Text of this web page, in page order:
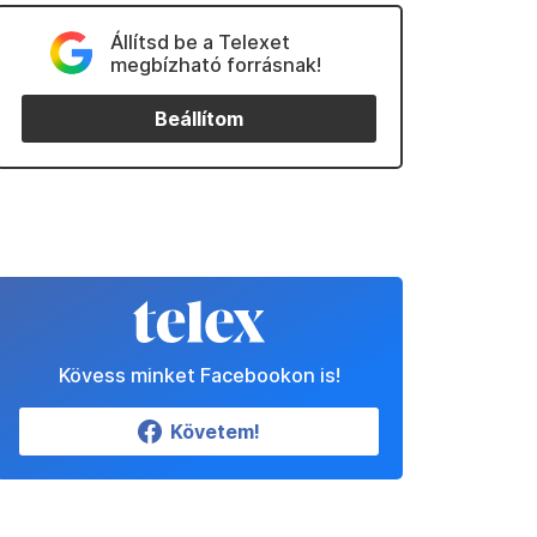
Állítsd be a Telexet
megbízható forrásnak!
Beállítom
Kövess minket Facebookon is!
Követem!